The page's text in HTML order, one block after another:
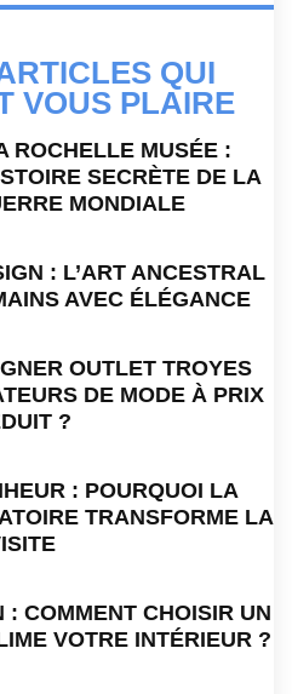
QUI
VOUS PLAIRE
ROCHELLE MUSÉE :
SECRÈTE DE LA
MONDIALE
: L’ART ANCESTRAL
AVEC ÉLÉGANCE
OUTLET TROYES
DE MODE À PRIX
?
: POURQUOI LA
TRANSFORME LA
: COMMENT CHOISIR UN
VOTRE INTÉRIEUR ?